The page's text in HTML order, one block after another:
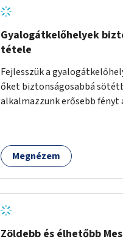
található.
Gyalogátkelőhelyek
tétele
Fejlesszük a
őket biztonságosabbá
alkalmazzunk erősebb fényt
számára.
Megnézem
Zöldebb és élhetőbb